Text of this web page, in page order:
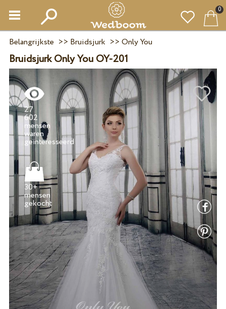
0
Belangrijkste >> Bruidsjurk >> Only You
Bruidsjurk Only You OY-201
27
602
mensen
waren
30+
mensen